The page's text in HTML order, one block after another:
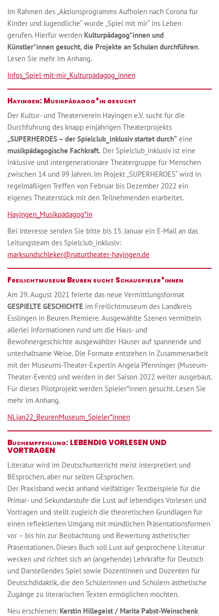
Im Rahmen des „Aktionsprogramms Aufholen nach Corona für
Kinder und Jugendliche“ wurde „Spiel mit mir“ ins Leben
gerufen. Hierfür werden Kulturpädagog*innen und
Künstler*innen gesucht, die Projekte an Schulen durchführen.
Lesen Sie mehr im Anhang.
Infos_Spiel-mit-mir_Kulturpädagog_innen
Hayingen: Musikpädagog*in gesucht
Der Kultur- und Theaterverein Hayingen e.V. sucht für die
Durchführung des knapp einjährigen Theaterprojekts
„SUPERHEROES – der Spielclub_inklusiv startet durch“ eine
musikpädagogische Fachkraft. Der Spielclub_inklusiv ist eine
inklusive und intergenerationäre Theatergruppe für Menschen
zwischen 14 und 99 Jahren. Im Projekt „SUPERHEROES“ wird in
regelmäßigen Treffen von Februar bis Dezember 2022 ein
eigenes Theaterstück mit den Teilnehmenden erarbeitet.
Hayingen_Musikpädagog*in
Bei Interesse senden Sie bitte bis 15. Januar ein E-Mail an das
Leitungsteam des Spielclub_inklusiv:
marksundschleker@naturtheater-hayingen.de
Freilichtmuseum Beuren sucht Schauspieler*innen
Am 29. August 2021 feierte das neue Vermittlungsformat
GESPIELTE GESCHICHTE im Freilichtmuseum des Landkreis
Esslingen in Beuren Premiere. Ausgewählte Szenen vermitteln
allerlei Informationen rund um die Haus- und
Bewohnergeschichte ausgewählter Häuser auf spannende und
unterhaltsame Weise. Die Formate entstehen in Zusammenarbeit
mit der Museums-Theater-Expertin Angela Pfenninger (Museum-
Theater-Events) und werden in der Saison 2022 weiter ausgebaut.
Für dieses Pilotprojekt werden Spieler*innen gesucht. Lesen Sie
mehr im Anhang.
NLjan22_BeurenMuseum_Spieler*innen
Buchempfehlung: LEBENDIG VORLESEN UND
VORTRAGEN
Literatur wird im Deutschunterricht meist interpretiert und
BEsprochen, aber nur selten GEsprochen.
Der Praxisband weckt anhand vielfältiger Textbeispiele für die
Primar- und Sekundarstufe die Lust auf lebendiges Vorlesen und
Vortragen und stellt zugleich die theoretischen Grundlagen für
einen reflektierten Umgang mit mündlichen Präsentationsformen
vor – bis hin zur Beobachtung und Bewertung ästhetischer
Präsentationen. Dieses Buch soll Lust auf gesprochene Literatur
wecken und richtet sich an (angehende) Lehrkräfte für Deutsch
und Darstellendes Spiel sowie Dozentinnen und Dozenten für
Deutschdidaktik, die den Schülerinnen und Schülern ästhetische
Zugänge zu literarischen Texten ermöglichen möchten.
Neu erschienen: Kerstin Hillegeist / Marita Pabst-Weinschenk